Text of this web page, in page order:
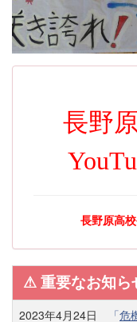
s
長野
長野原高
⚠︎ 重要なお知ら
2023年4月24日 「危